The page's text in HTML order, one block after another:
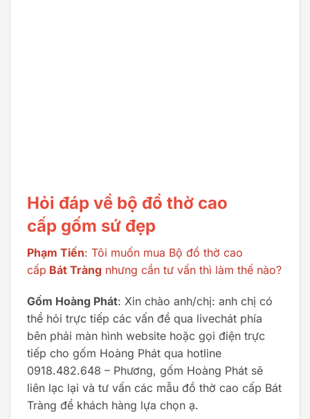
Hỏi đáp về bộ đồ thờ cao
cấp gốm sứ đẹp
Phạm Tiến: Tôi muốn mua Bộ đồ thờ cao
cấp Bát Tràng nhưng cần tư vấn thì làm thế nào?
Gốm Hoàng Phát: Xin chào anh/chị: anh chị có
thể hỏi trực tiếp các vấn đề qua livechát phía
bên phải màn hình website hoặc gọi điện trực
tiếp cho gốm Hoàng Phát qua hotline
0918.482.648 – Phương, gốm Hoàng Phát sẽ
liên lạc lại và tư vấn các mẫu đồ thờ cao cấp Bát
Tràng để khách hàng lựa chọn ạ.